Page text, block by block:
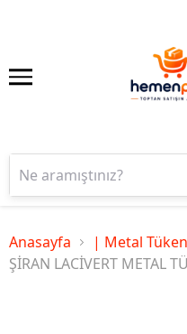
Anasayfa
| Metal
ŞİRAN LACİVERT METAL